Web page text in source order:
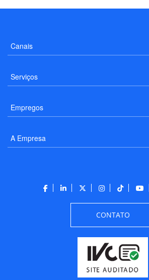
Canais
Serviços
Empregos
A Empresa
CONTATO